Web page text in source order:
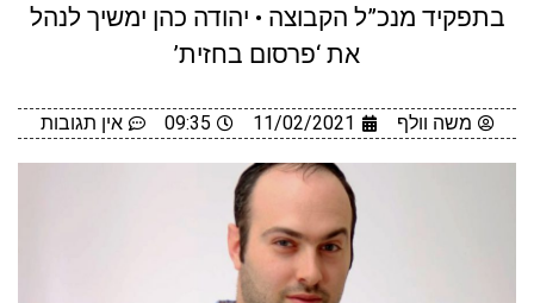
בתפקיד מנכ”ל הקבוצה • יהודה כהן ימשיך לנהל
את ‘פרסום בחזית’
משה וולף 11/02/2021
09:35 אין תגובות